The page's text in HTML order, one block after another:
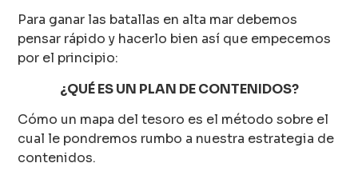
Para ganar las batallas en alta mar debemos
pensar rápido y hacerlo bien así que empecemos
por el principio:
¿QUÉ ES UN PLAN DE CONTENIDOS?
Cómo un mapa del tesoro es el método sobre el
cual le pondremos rumbo a nuestra estrategia de
contenidos.